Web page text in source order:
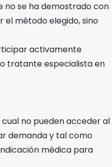
no se ha demostrado con
el método elegido, sino
activamente
tratante especialista en
no pueden acceder al
demanda y tal como
médica para